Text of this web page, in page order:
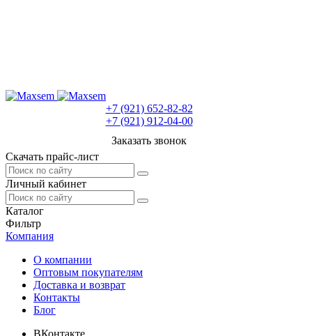
+7 (921) 652-82-82
+7 (921) 912-04-00
Заказать звонок
Скачать прайс-лист
Личный кабинет
Каталог
Фильтр
Компания
О компании
Оптовым покупателям
Доставка и возврат
Контакты
Блог
ВКонтакте